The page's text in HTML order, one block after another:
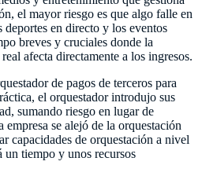
el mayor riesgo es que algo falle en
en directo y los eventos
breves y cruciales donde la
afecta directamente a los ingresos.
de pagos de terceros para
el orquestador introdujo sus
sumando riesgo en lugar de
se alejó de la orquestación
capacidades de orquestación a nivel
un tiempo y unos recursos